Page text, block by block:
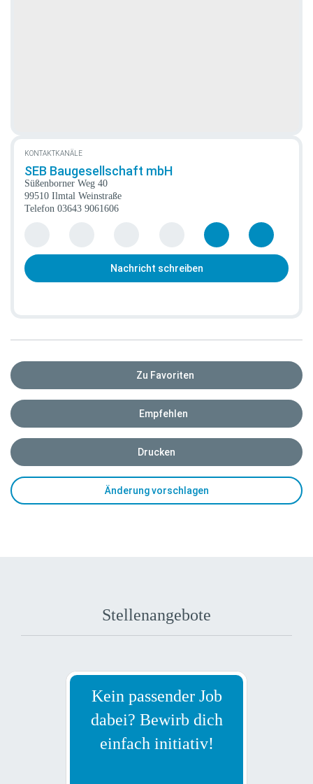
KONTAKTKANÄLE
SEB Baugesellschaft mbH
Süßenborner Weg 40
99510 Ilmtal Weinstraße
Telefon 03643 9061606
Nachricht schreiben
Zu Favoriten
Empfehlen
Drucken
Änderung vorschlagen
Stellenangebote
Kein passender Job
dabei? Bewirb dich
einfach initiativ!